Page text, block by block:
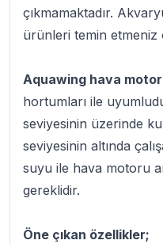
çıkmamaktadır.
ürünleri temin etmeniz
Aquawing hava
hortumları ile
seviyesinin üzerinde
seviyesinin altında
suyu ile hava motoru
gereklidir.
Öne çıkan özellikler;